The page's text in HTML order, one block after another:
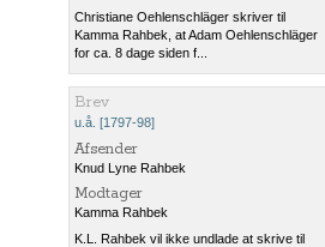
Christiane Oehlenschläger skriver til
Kamma Rahbek, at Adam Oehlenschläger
for ca. 8 dage siden f...
Brev
u.å. [1797-98]
Afsender
Knud Lyne Rahbek
Modtager
Kamma Rahbek
K.L. Rahbek vil ikke undlade at skrive til